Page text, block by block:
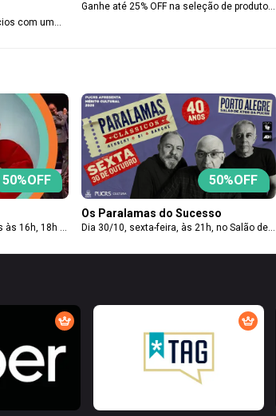
com um
Ganhe até 25% OFF na seleção de produtos
50%OFF
às 16h, 18h e
50%OFF
Os Paralamas do Sucesso
Dia 30/10, sexta-feira, às 21h, no Salão de
sócios do Clube e um acompanhante.
ingresso do tipo "Clube do Assinante GZH",
que possui o desconto já aplicado, no
carrinho pelo site da Sympla e valide com
seu voucher gerado.